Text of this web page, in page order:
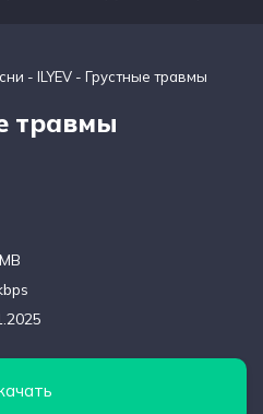
- ILYEV - Грустные травмы
травмы